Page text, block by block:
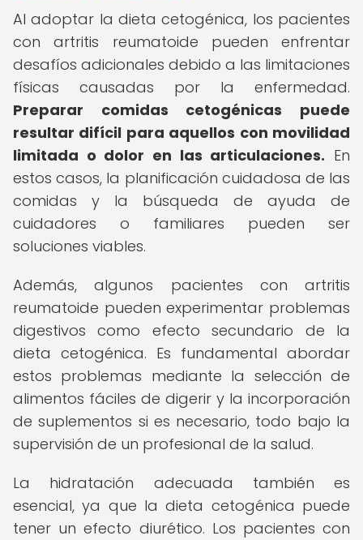
Al adoptar la dieta cetogénica, los pacientes
con artritis reumatoide pueden enfrentar
desafíos adicionales debido a las limitaciones
físicas causadas por la enfermedad.
Preparar comidas cetogénicas puede
resultar difícil para aquellos con movilidad
limitada o dolor en las articulaciones. En
estos casos, la planificación cuidadosa de las
comidas y la búsqueda de ayuda de
cuidadores o familiares pueden ser
soluciones viables.
Además, algunos pacientes con artritis
reumatoide pueden experimentar problemas
digestivos como efecto secundario de la
dieta cetogénica. Es fundamental abordar
estos problemas mediante la selección de
alimentos fáciles de digerir y la incorporación
de suplementos si es necesario, todo bajo la
supervisión de un profesional de la salud.
La hidratación adecuada también es
esencial, ya que la dieta cetogénica puede
tener un efecto diurético. Los pacientes con